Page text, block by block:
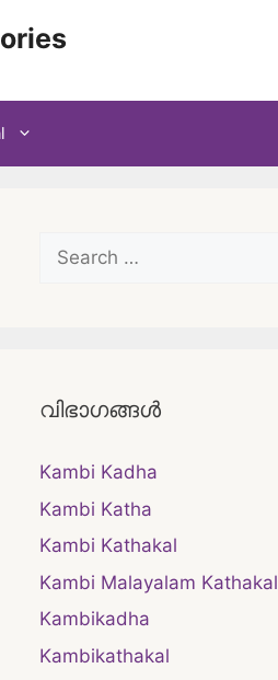
Search
for:
വിഭാഗങ്ങൾ
Kambi Kadha
Kambi Katha
Kambi Kathakal
Kambi Malayalam Kathakal
Kambikadha
Kambikathakal